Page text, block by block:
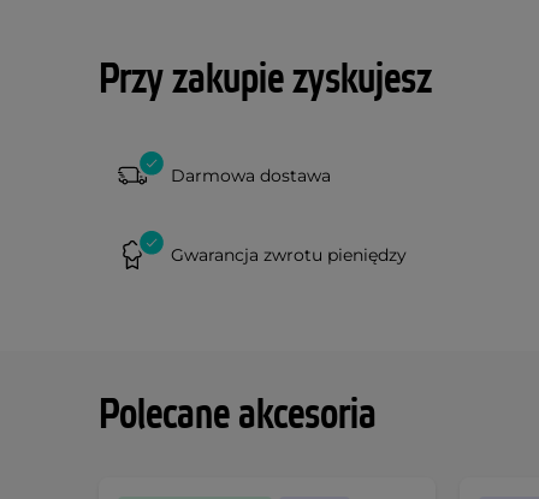
Przy zakupie zyskujesz
Darmowa dostawa
Gwarancja zwrotu pieniędzy
Polecane akcesoria